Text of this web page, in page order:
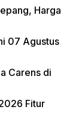
Harga
07 Agustus
Carens di
Fitur